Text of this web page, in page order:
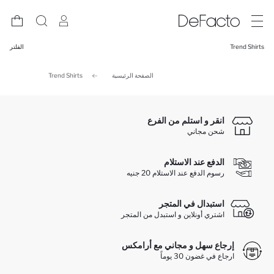
Trend Shirts الفلتر
الصفحة الرئيسية Trend Shirts
انقر و استلم من الفرع
شحن مجاني
الدفع عند الاستلام
رسوم الدفع عند الاستلام 20 جنيه
استبدال في المتجر
اشتري أونلاين و استبدل من المتجر
إرجاع سهل و مجاني مع أرامكس
ارجاع في غضون 30 يوماً